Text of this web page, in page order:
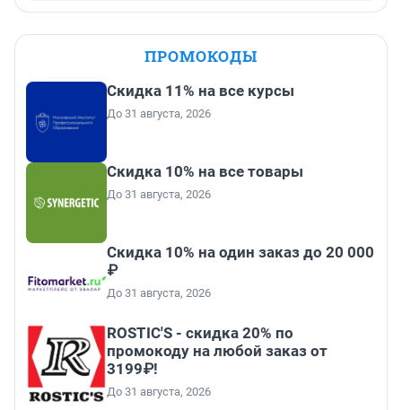
ПРОМОКОДЫ
Скидка 11% на все курсы
До 31 августа, 2026
Скидка 10% на все товары
До 31 августа, 2026
Скидка 10% на один заказ до 20 000
₽
До 31 августа, 2026
ROSTIC'S - скидка 20% по
промокоду на любой заказ от
3199₽!
До 31 августа, 2026